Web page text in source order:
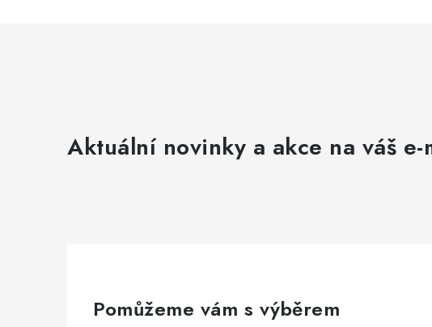
Aktuální novinky a akce na váš e-
Pomůžeme vám s výběrem